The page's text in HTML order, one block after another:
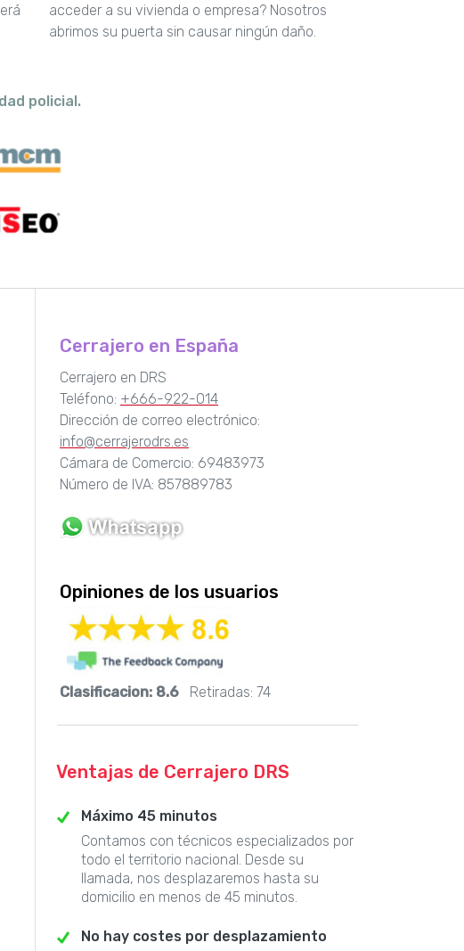
acceder a su vivienda o empresa? Nosotros
abrimos su puerta sin causar ningún daño.
policial.
Cerrajero en España
Cerrajero en DRS
Teléfono: +666-922-014
Dirección de correo electrónico:
info@cerrajerodrs.es
Cámara de Comercio: 69483973
Número de IVA: 857889783
Opiniones de los usuarios
Clasificacion: 8.6 Retiradas: 74
Ventajas de Cerrajero DRS
Máximo 45 minutos
Contamos con técnicos especializados por
todo el territorio nacional. Desde su
llamada, nos desplazaremos hasta su
domicilio en menos de 45 minutos.
No hay costes por desplazamiento